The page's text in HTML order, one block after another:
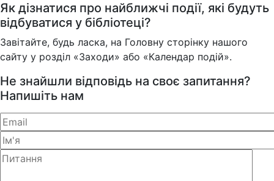
Як дізнатися про найближчі події, які будуть
відбуватися у бібліотеці?
Завітайте, будь ласка, на Головну сторінку нашого
сайту у розділ «Заходи» або «Календар подій».
Не знайшли відповідь на своє запитання?
Напишіть нам